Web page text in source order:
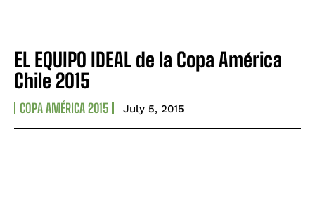
EL EQUIPO IDEAL de la Copa América
Chile 2015
COPA AMÉRICA 2015 July 5, 2015